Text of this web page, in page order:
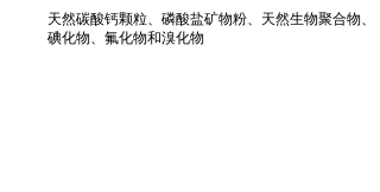
天然碳酸钙颗粒、磷酸盐矿物粉、天然生物聚合物、
碘化物、氟化物和溴化物